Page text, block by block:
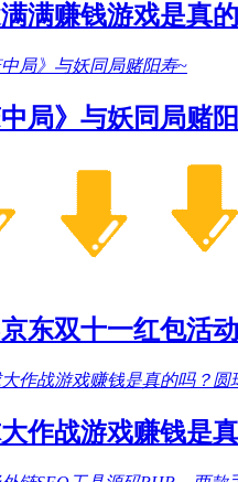
满赚钱游戏是真
中局》与妖同局赌
京东双十一红包活
作战游戏赚钱是